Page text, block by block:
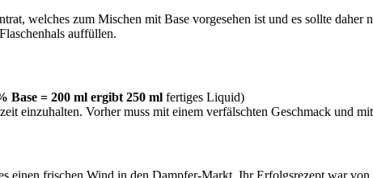
welches zum Mischen mit Base vorgesehen ist und es sollte daher
auffüllen.
Base = 200 ml ergibt 250 ml fertiges Liquid)
einzuhalten. Vorher muss mit einem verfälschten Geschmack und
einen frischen Wind in den Dampfer-Markt. Ihr Erfolgsrezept war